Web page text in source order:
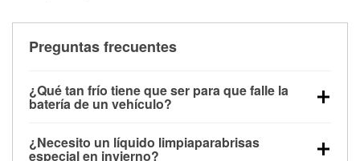
Preguntas frecuentes
¿Qué tan frío tiene que ser para que falle la
batería de un vehículo?
debajo de los 32 °F y puede perder hasta la mitad de
¿Necesito un líquido limpiaparabrisas
especial en invierno?